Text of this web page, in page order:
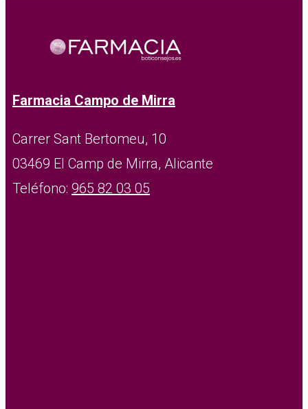
Farmacia Campo de Mirra
Carrer Sant Bertomeu, 10
03469 El Camp de Mirra, Alicante
Teléfono: 965 82 03 05